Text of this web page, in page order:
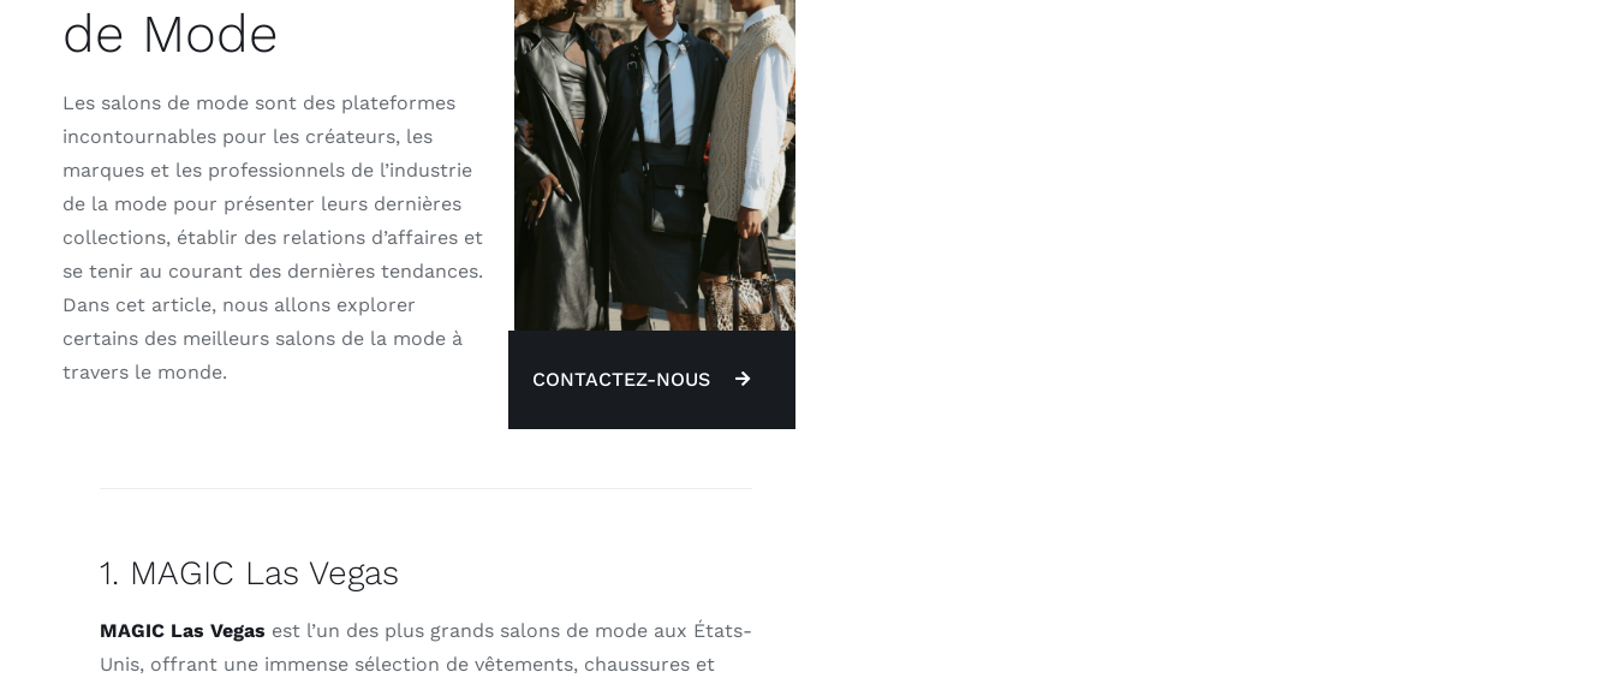
de Mode
Les salons de mode sont des plateformes
incontournables pour les créateurs, les
marques et les professionnels de l’industrie
de la mode pour présenter leurs dernières
collections, établir des relations d’affaires et
se tenir au courant des dernières tendances.
Dans cet article, nous allons explorer
certains des meilleurs salons de la mode à
travers le monde.
CONTACTEZ-NOUS
1. MAGIC Las Vegas
MAGIC Las Vegas est l’un des plus grands salons de mode aux États-
Unis, offrant une immense sélection de vêtements, chaussures et